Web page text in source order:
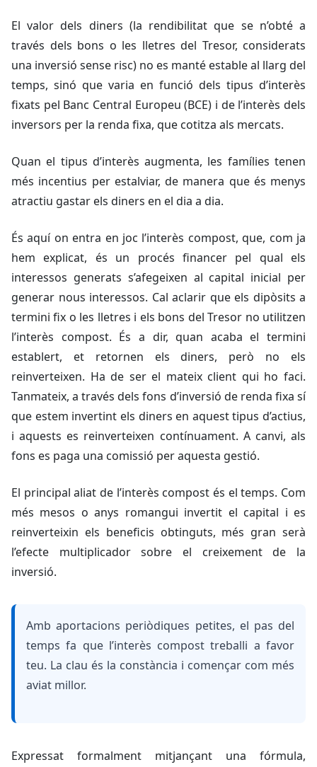
El valor dels diners (la rendibilitat que se n’obté a
través dels bons o les lletres del Tresor, considerats
una inversió sense risc) no es manté estable al llarg del
temps, sinó que varia en funció dels tipus d’interès
fixats pel Banc Central Europeu (BCE) i de l’interès dels
inversors per la renda fixa, que cotitza als mercats.
Quan el tipus d’interès augmenta, les famílies tenen
més incentius per estalviar, de manera que és menys
atractiu gastar els diners en el dia a dia.
És aquí on entra en joc l’interès compost, que, com ja
hem explicat, és un procés financer pel qual els
interessos generats s’afegeixen al capital inicial per
generar nous interessos. Cal aclarir que els dipòsits a
termini fix o les lletres i els bons del Tresor no utilitzen
l’interès compost. És a dir, quan acaba el termini
establert, et retornen els diners, però no els
reinverteixen. Ha de ser el mateix client qui ho faci.
Tanmateix, a través dels fons d’inversió de renda fixa sí
que estem invertint els diners en aquest tipus d’actius,
i aquests es reinverteixen contínuament. A canvi, als
fons es paga una comissió per aquesta gestió.
El principal aliat de l’interès compost és el temps. Com
més mesos o anys romangui invertit el capital i es
reinverteixin els beneficis obtinguts, més gran serà
l’efecte multiplicador sobre el creixement de la
inversió.
Amb aportacions periòdiques petites, el pas del
temps fa que l’interès compost treballi a favor
teu. La clau és la constància i començar com més
aviat millor.
Expressat formalment mitjançant una fórmula,